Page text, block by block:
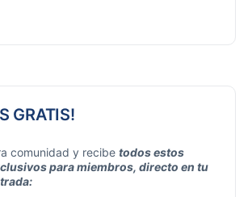
GRATIS!
comunidad y recibe todos estos
para miembros, directo en tu